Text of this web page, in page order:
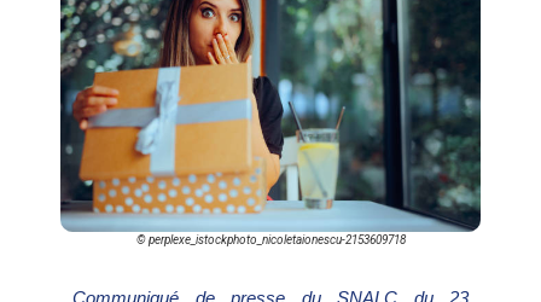
© perplexe_istockphoto_nicoletaionescu-2153609718
Communiqué de presse du SNALC du 23